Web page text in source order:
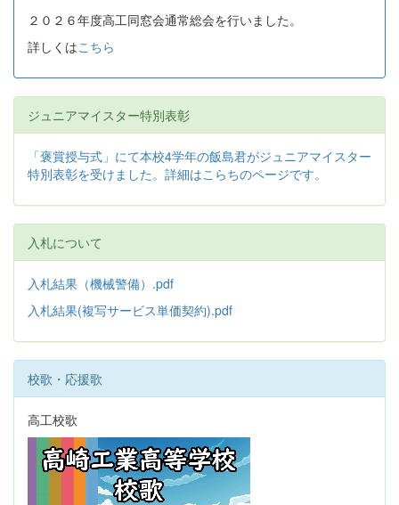
２０２６年度高工同窓会通常総会を行いました。
詳しくはこちら
ジュニアマイスター特別表彰
「褒賞授与式」にて本校4学年の飯島君がジュニアマイスター
特別表彰を受けました。詳細はこらちのページです。
入札について
入札結果（機械警備）.pdf
入札結果(複写サービス単価契約).pdf
校歌・応援歌
高工校歌